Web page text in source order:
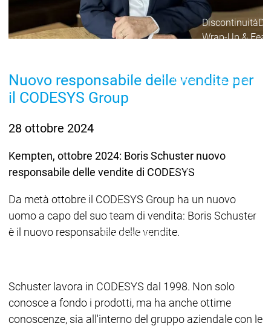
Discontinuità
Wrap-Up &
Security Security
Ultime notizie sulla
ServicesServices
Supporto
Nuovo responsabile delle vendite per
il CODESYS Group
28 ottobre 2024
Kempten, ottobre 2024: Boris Schuster nuovo
responsabile delle vendite di CODESYS
Da metà ottobre il CODESYS Group ha un nuovo
uomo a capo del suo team di vendita: Boris Schuster
è il nuovo responsabile delle vendite.
Schuster lavora in CODESYS dal 1998. Non solo
conosce a fondo i prodotti, ma ha anche ottime
conoscenze, sia all'interno del gruppo aziendale con le